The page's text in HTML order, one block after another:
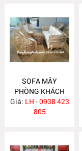
SOFA MÂY
PHÒNG KHÁCH
KIỂU HIỆN ĐẠI
MA502
Giá: LH - 0938 423
805